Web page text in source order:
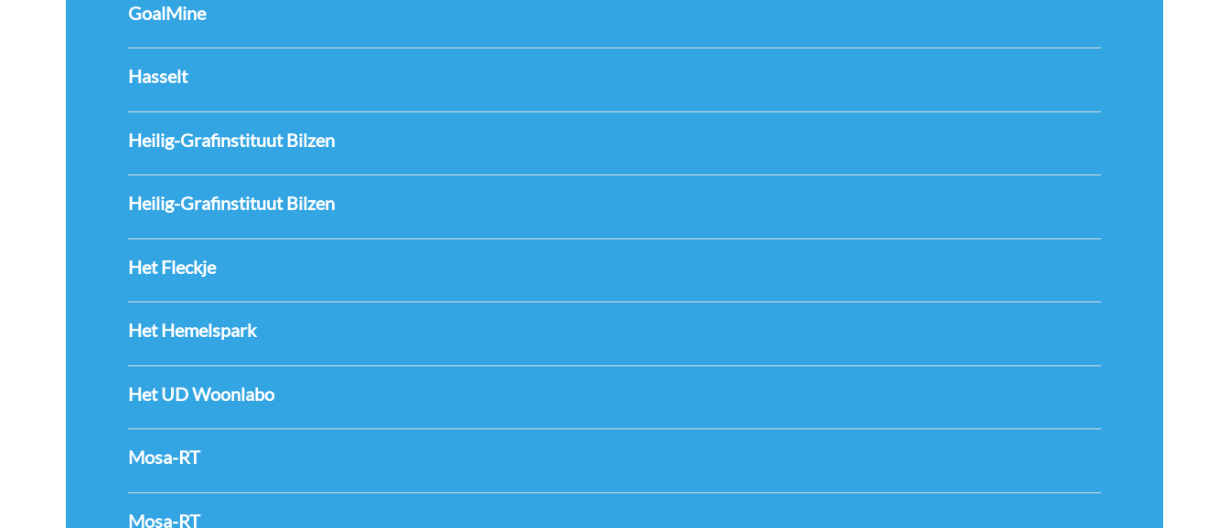
GoalMine
Hasselt
Heilig-Grafinstituut Bilzen
Heilig-Grafinstituut Bilzen
Het Fleckje
Het Hemelspark
Het UD Woonlabo
Mosa-RT
Mosa-RT